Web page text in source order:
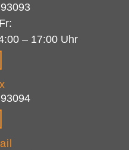
– 17:00 Uhr